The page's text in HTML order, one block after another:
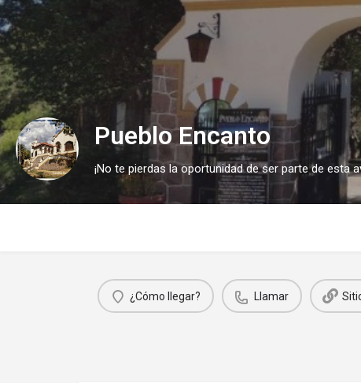
Pueblo Encanto
¡No te pierdas la oportunidad de ser parte de esta
¿Cómo llegar? Llamar